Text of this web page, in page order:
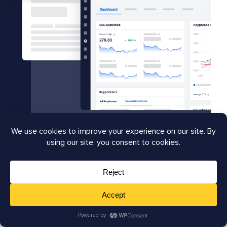
Kato
Nkhoma
Kato ist eines dieser seltenen